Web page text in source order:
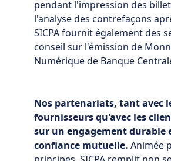
pendant l'impression des
l'analyse des contrefaçons
SICPA fournit également des
conseil sur l'émission de
Numérique de Banque
Nos partenariats, tant avec
fournisseurs qu'avec les
sur un engagement durable
confiance mutuelle. Animée